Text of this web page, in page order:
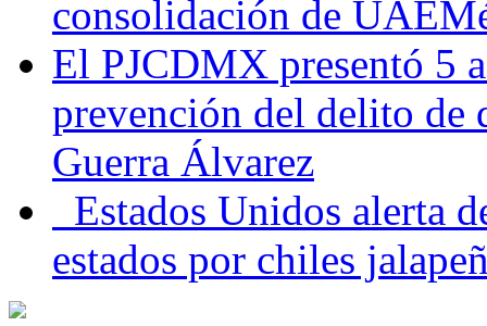
consolidación de
El PJCDMX presentó 5
prevención del delito de
Guerra Álvarez
Estados Unidos alerta
estados por chiles